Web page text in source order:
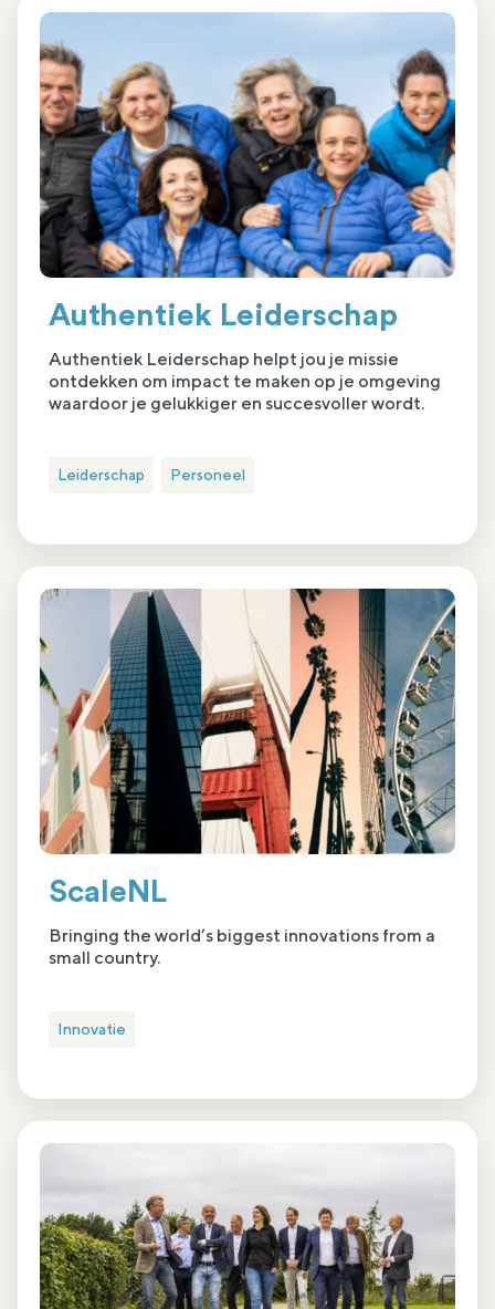
Authentiek Leiderschap
Authentiek Leiderschap helpt jou je missie
ontdekken om impact te maken op je omgeving
waardoor je gelukkiger en succesvoller wordt.
Leiderschap Personeel
ScaleNL
Bringing the world’s biggest innovations from a
small country.
Innovatie